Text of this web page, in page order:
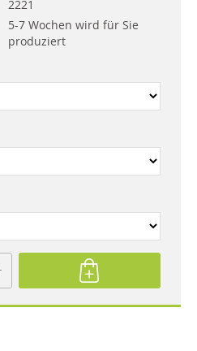
2221
5-7 Wochen wird für Sie
produziert